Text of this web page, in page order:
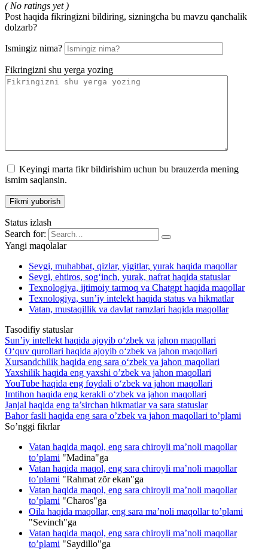
( No ratings yet )
Post haqida fikringizni bildiring, sizningcha bu mavzu qanchalik
dolzarb?
Ismingiz nima?
Fikringizni shu yerga yozing
Keyingi marta fikr bildirishim uchun bu brauzerda mening
ismim saqlansin.
Status izlash
Search for:
Yangi maqolalar
Sevgi, muhabbat, qizlar, yigitlar, yurak haqida maqollar
Sevgi, ehtiros, sog‘inch, yurak, nafrat haqida statuslar
Texnologiya, ijtimoiy tarmoq va Chatgpt haqida maqollar
Texnologiya, sun’iy intelekt haqida status va hikmatlar
Vatan, mustaqillik va davlat ramzlari haqida maqollar
Tasodifiy statuslar
Sun’iy intellekt haqida ajoyib o‘zbek va jahon maqollari
O‘quv qurollari haqida ajoyib o‘zbek va jahon maqollari
Xursandchilik haqida eng sara o‘zbek va jahon maqollari
Yaxshilik haqida eng yaxshi o’zbek va jahon maqollari
YouTube haqida eng foydali o‘zbek va jahon maqollari
Imtihon haqida eng kerakli o‘zbek va jahon maqollari
Janjal haqida eng ta’sirchan hikmatlar va sara statuslar
Bahor fasli haqida eng sara o’zbek va jahon maqollari to’plami
So’nggi fikrlar
Vatan haqida maqol, eng sara chiroyli ma’noli maqollar
to’plami "Madina"ga
Vatan haqida maqol, eng sara chiroyli ma’noli maqollar
to’plami "Rahmat zõr ekan"ga
Vatan haqida maqol, eng sara chiroyli ma’noli maqollar
to’plami "Charos"ga
Oila haqida maqollar, eng sara ma’noli maqollar to’plami
"Sevinch"ga
Vatan haqida maqol, eng sara chiroyli ma’noli maqollar
to’plami "Saydillo"ga